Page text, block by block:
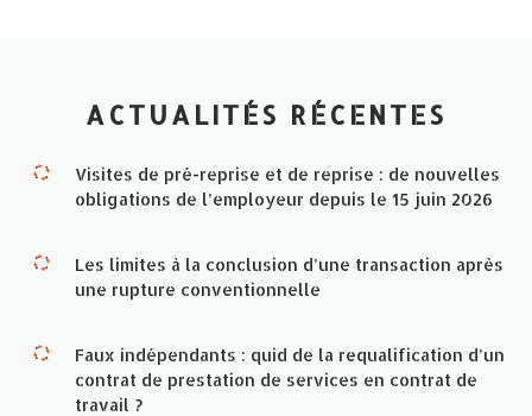
ACTUALITÉS RÉCENTES
Visites de pré-reprise et de reprise : de nouvelles
obligations de l’employeur depuis le 15 juin 2026
Les limites à la conclusion d’une transaction après
une rupture conventionnelle
Faux indépendants : quid de la requalification d’un
contrat de prestation de services en contrat de
travail ?